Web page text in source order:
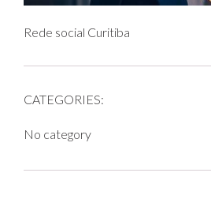
Rede social Curitiba
CATEGORIES:
No category